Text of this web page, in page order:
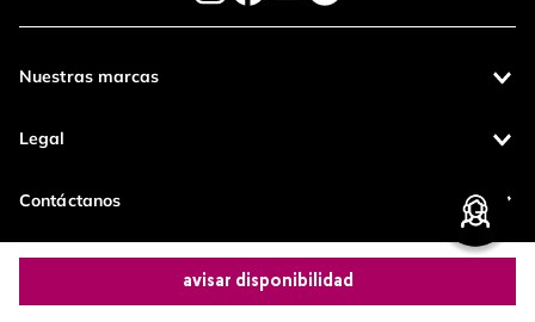
avisar disponibilidad
Nuestras marcas
Legal
Contáctanos
Entregas a todo